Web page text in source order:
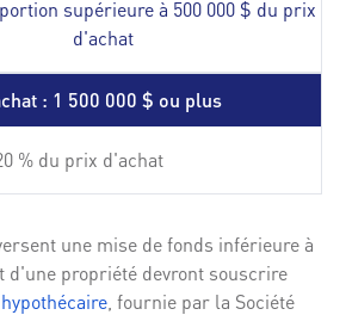
supérieure à 500 000 $ du prix
d'achat
: 1 500 000 $ ou plus
% du prix d'achat
une mise de fonds inférieure à
d'une propriété devront souscrire
, fournie par la Société